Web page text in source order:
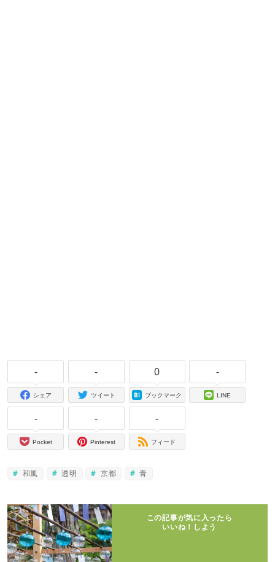
-
シェア
-
ツイート
0
ブックマーク
-
LINE
-
Pocket
-
Pinterest
-
フィード
和風 透明 京都 青
この記事が気に入ったら
いいね！しよう